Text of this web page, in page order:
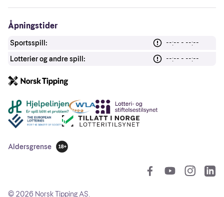
Åpningstider
Sportsspill:
--:-- - --:--
Lotterier og andre spill:
--:-- - --:--
Andre lenker
Aldersgrense
18 år
© 2026 Norsk Tipping AS.